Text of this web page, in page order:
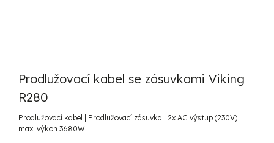
Prodlužovací kabel se zásuvkami Viking
R280
Prodlužovací kabel | Prodlužovací zásuvka | 2x AC výstup (230V) |
max. výkon 3680W